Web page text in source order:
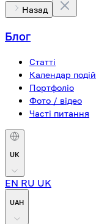
Назад
Блог
Статті
Календар подій
Портфоліо
Фото / відео
Часті питання
UK
EN RU UK
UAH